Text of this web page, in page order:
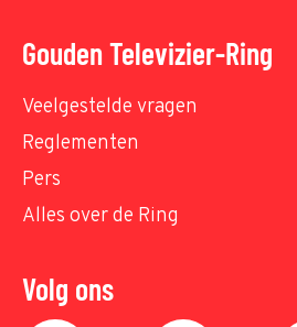
Gouden Televizier-Ring
Veelgestelde vragen
Reglementen
Pers
Alles over de Ring
Volg ons